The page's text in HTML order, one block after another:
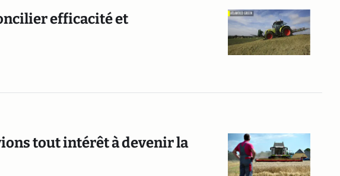
efficacité et
tout intérêt à devenir la